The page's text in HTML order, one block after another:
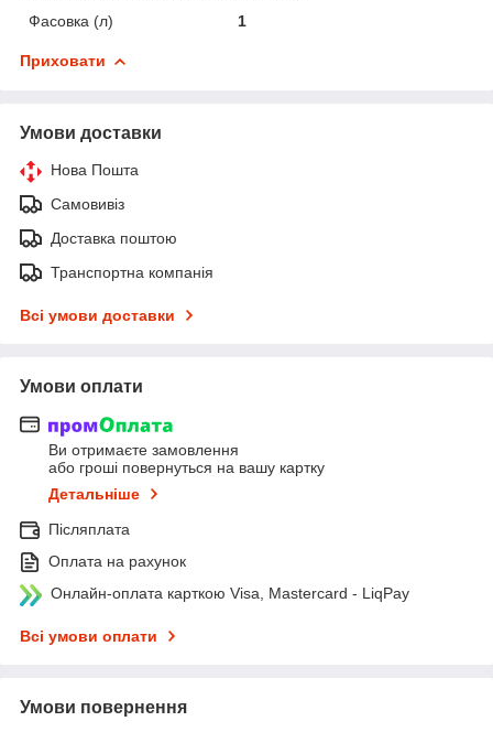
Фасовка (л)
1
Приховати
Умови доставки
Нова Пошта
Самовивіз
Доставка поштою
Транспортна компанія
Всі умови доставки
Умови оплати
Ви отримаєте замовлення
або гроші повернуться на вашу картку
Детальніше
Післяплата
Оплата на рахунок
Онлайн-оплата карткою Visa, Mastercard - LiqPay
Всі умови оплати
Умови повернення